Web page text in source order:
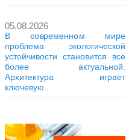
05.08.2026
В современном мире
проблема экологической
устойчивости становится все
более актуальной.
Архитектура играет
ключевую...